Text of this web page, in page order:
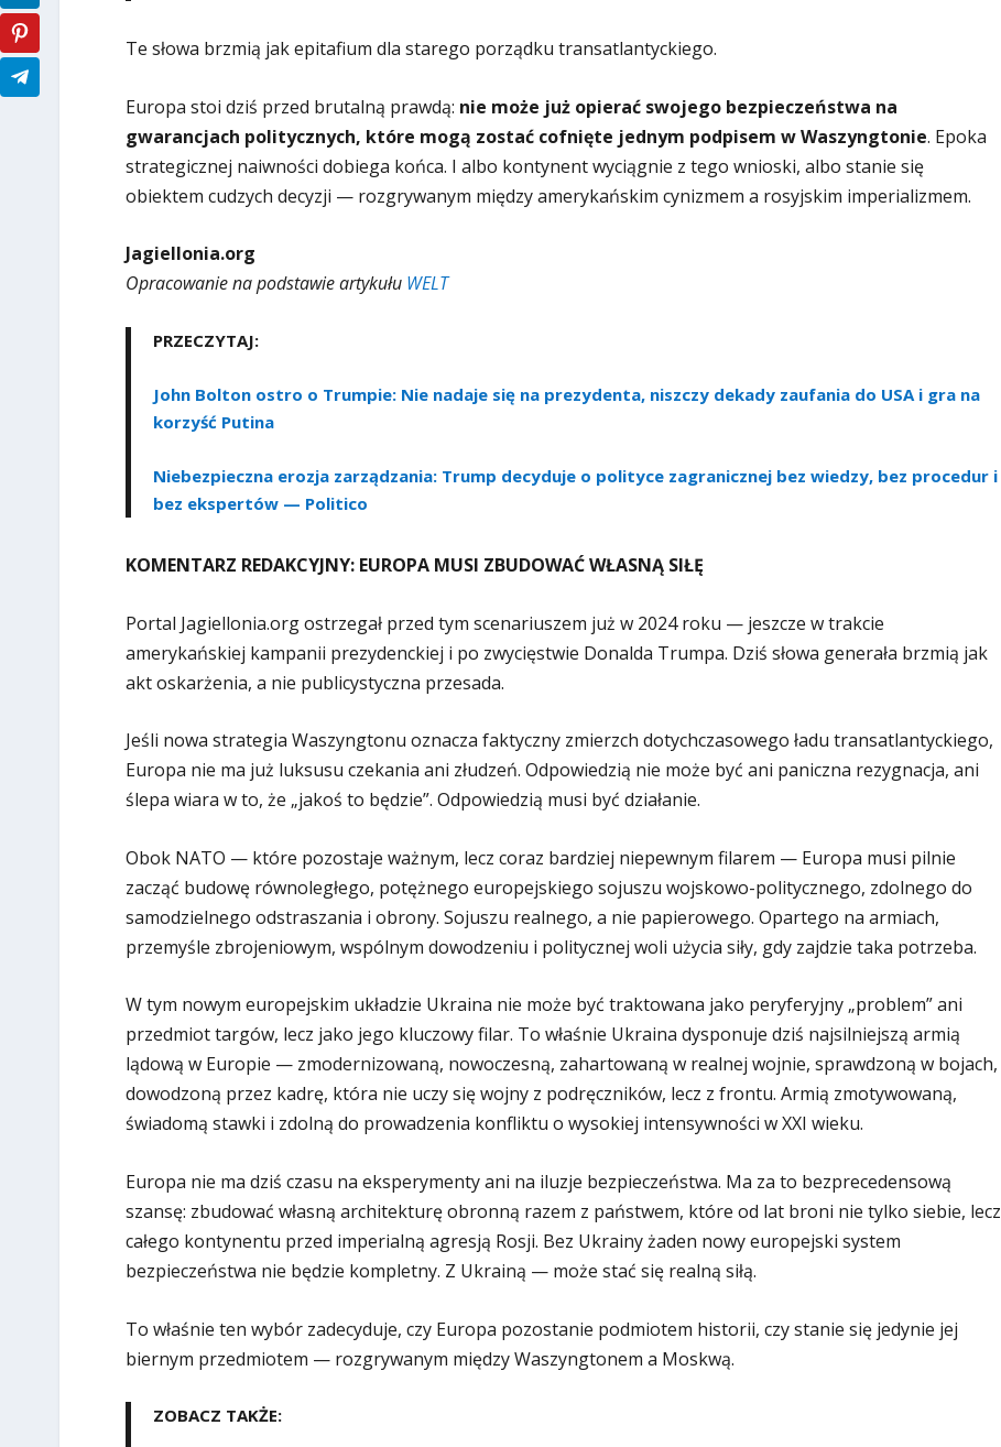
Te słowa brzmią jak epitafium dla starego porządku transatlantyckiego.
Europa stoi dziś przed brutalną prawdą: nie może już opierać swojego bezpieczeństwa na
gwarancjach politycznych, które mogą zostać cofnięte jednym podpisem w Waszyngtonie. Epoka
strategicznej naiwności dobiega końca. I albo kontynent wyciągnie z tego wnioski, albo stanie się
obiektem cudzych decyzji — rozgrywanym między amerykańskim cynizmem a rosyjskim imperializmem.
Jagiellonia.org
Opracowanie na podstawie artykułu WELT
PRZECZYTAJ:
John Bolton ostro o Trumpie: Nie nadaje się na prezydenta, niszczy dekady zaufania do USA i gra na
korzyść Putina
Niebezpieczna erozja zarządzania: Trump decyduje o polityce zagranicznej bez wiedzy, bez procedur i
bez ekspertów — Politico
KOMENTARZ REDAKCYJNY: EUROPA MUSI ZBUDOWAĆ WŁASNĄ SIŁĘ
Portal Jagiellonia.org ostrzegał przed tym scenariuszem już w 2024 roku — jeszcze w trakcie
amerykańskiej kampanii prezydenckiej i po zwycięstwie Donalda Trumpa. Dziś słowa generała brzmią jak
akt oskarżenia, a nie publicystyczna przesada.
Jeśli nowa strategia Waszyngtonu oznacza faktyczny zmierzch dotychczasowego ładu transatlantyckiego,
Europa nie ma już luksusu czekania ani złudzeń. Odpowiedzią nie może być ani paniczna rezygnacja, ani
ślepa wiara w to, że „jakoś to będzie”. Odpowiedzią musi być działanie.
Obok NATO — które pozostaje ważnym, lecz coraz bardziej niepewnym filarem — Europa musi pilnie
zacząć budowę równoległego, potężnego europejskiego sojuszu wojskowo-politycznego, zdolnego do
samodzielnego odstraszania i obrony. Sojuszu realnego, a nie papierowego. Opartego na armiach,
przemyśle zbrojeniowym, wspólnym dowodzeniu i politycznej woli użycia siły, gdy zajdzie taka potrzeba.
W tym nowym europejskim układzie Ukraina nie może być traktowana jako peryferyjny „problem” ani
przedmiot targów, lecz jako jego kluczowy filar. To właśnie Ukraina dysponuje dziś najsilniejszą armią
lądową w Europie — zmodernizowaną, nowoczesną, zahartowaną w realnej wojnie, sprawdzoną w bojach,
dowodzoną przez kadrę, która nie uczy się wojny z podręczników, lecz z frontu. Armią zmotywowaną,
świadomą stawki i zdolną do prowadzenia konfliktu o wysokiej intensywności w XXI wieku.
Europa nie ma dziś czasu na eksperymenty ani na iluzje bezpieczeństwa. Ma za to bezprecedensową
szansę: zbudować własną architekturę obronną razem z państwem, które od lat broni nie tylko siebie, lecz
całego kontynentu przed imperialną agresją Rosji. Bez Ukrainy żaden nowy europejski system
bezpieczeństwa nie będzie kompletny. Z Ukrainą — może stać się realną siłą.
To właśnie ten wybór zadecyduje, czy Europa pozostanie podmiotem historii, czy stanie się jedynie jej
biernym przedmiotem — rozgrywanym między Waszyngtonem a Moskwą.
ZOBACZ TAKŻE: